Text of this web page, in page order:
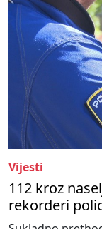
Vijesti
112 kroz
rekorderi